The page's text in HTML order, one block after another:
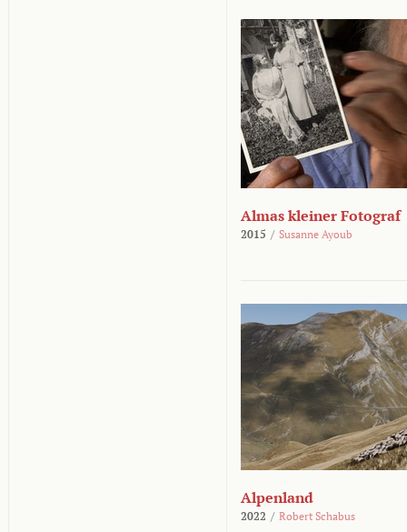
Almas kleiner Fotograf
2015 / Susanne Ayoub
Alpenland
2022 / Robert Schabus